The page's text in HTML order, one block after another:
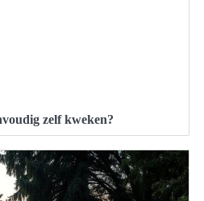
zelf kweken?